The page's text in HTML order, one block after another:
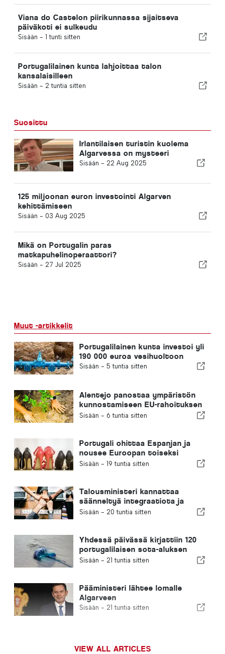
Viana do Castelon piirikunnassa sijaitseva
päiväkoti ei sulkeudu
Sisään - 1 tunti sitten
Portugalilainen kunta lahjoittaa talon
kansalaisilleen
Sisään - 2 tuntia sitten
Suosittu
Irlantilaisen turistin kuolema
Algarvessa on mysteeri
Sisään - 22 Aug 2025
125 miljoonan euron investointi Algarven
kehittämiseen
Sisään - 03 Aug 2025
Mikä on Portugalin paras
matkapuhelinoperaattori?
Sisään - 27 Jul 2025
Muut -artikkelit
Portugalilainen kunta investoi yli
190 000 euroa vesihuoltoon
Sisään - 5 tuntia sitten
Alentejo panostaa ympäristön
kunnostamiseen EU-rahoituksen
avulla
Sisään - 6 tuntia sitten
Portugali ohittaa Espanjan ja
nousee Euroopan toiseksi
suurimmaksi jalkineiden
Sisään - 19 tuntia sitten
Talousministeri kannattaa
säänneltyä integraatiota ja
takaa maahanmuuttajille
Sisään - 20 tuntia sitten
Yhdessä päivässä kirjattiin 120
portugalilaisen sota-aluksen
pistoa
Sisään - 21 tuntia sitten
Pääministeri lähtee lomalle
Algarveen
Sisään - 21 tuntia sitten
VIEW ALL ARTICLES